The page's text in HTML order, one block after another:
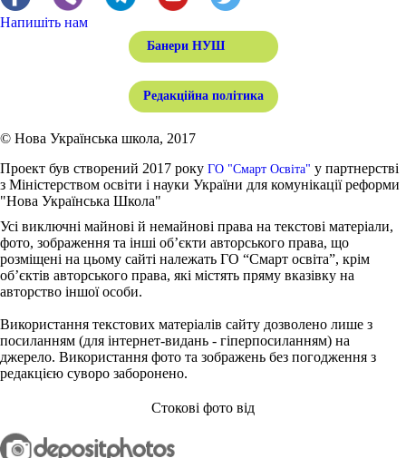
Напишіть нам
Банери НУШ
Редакційна політика
© Нова Українська школа, 2017
Проект був створений 2017 року ГО "Смарт Освіта" у партнерстві
з Міністерством освіти і науки України для комунікації реформи
"Нова Українська Школа"
Усі виключні майнові й немайнові права на текстові матеріали,
фото, зображення та інші об’єкти авторського права, що
розміщені на цьому сайті належать ГО “Смарт освіта”, крім
об’єктів авторського права, які містять пряму вказівку на
авторство іншої особи.
Використання текстових матеріалів сайту дозволено лише з
посиланням (для інтернет-видань - гіперпосиланням) на
джерело. Використання фото та зображень без погодження з
редакцією суворо заборонено.
Стокові фото від